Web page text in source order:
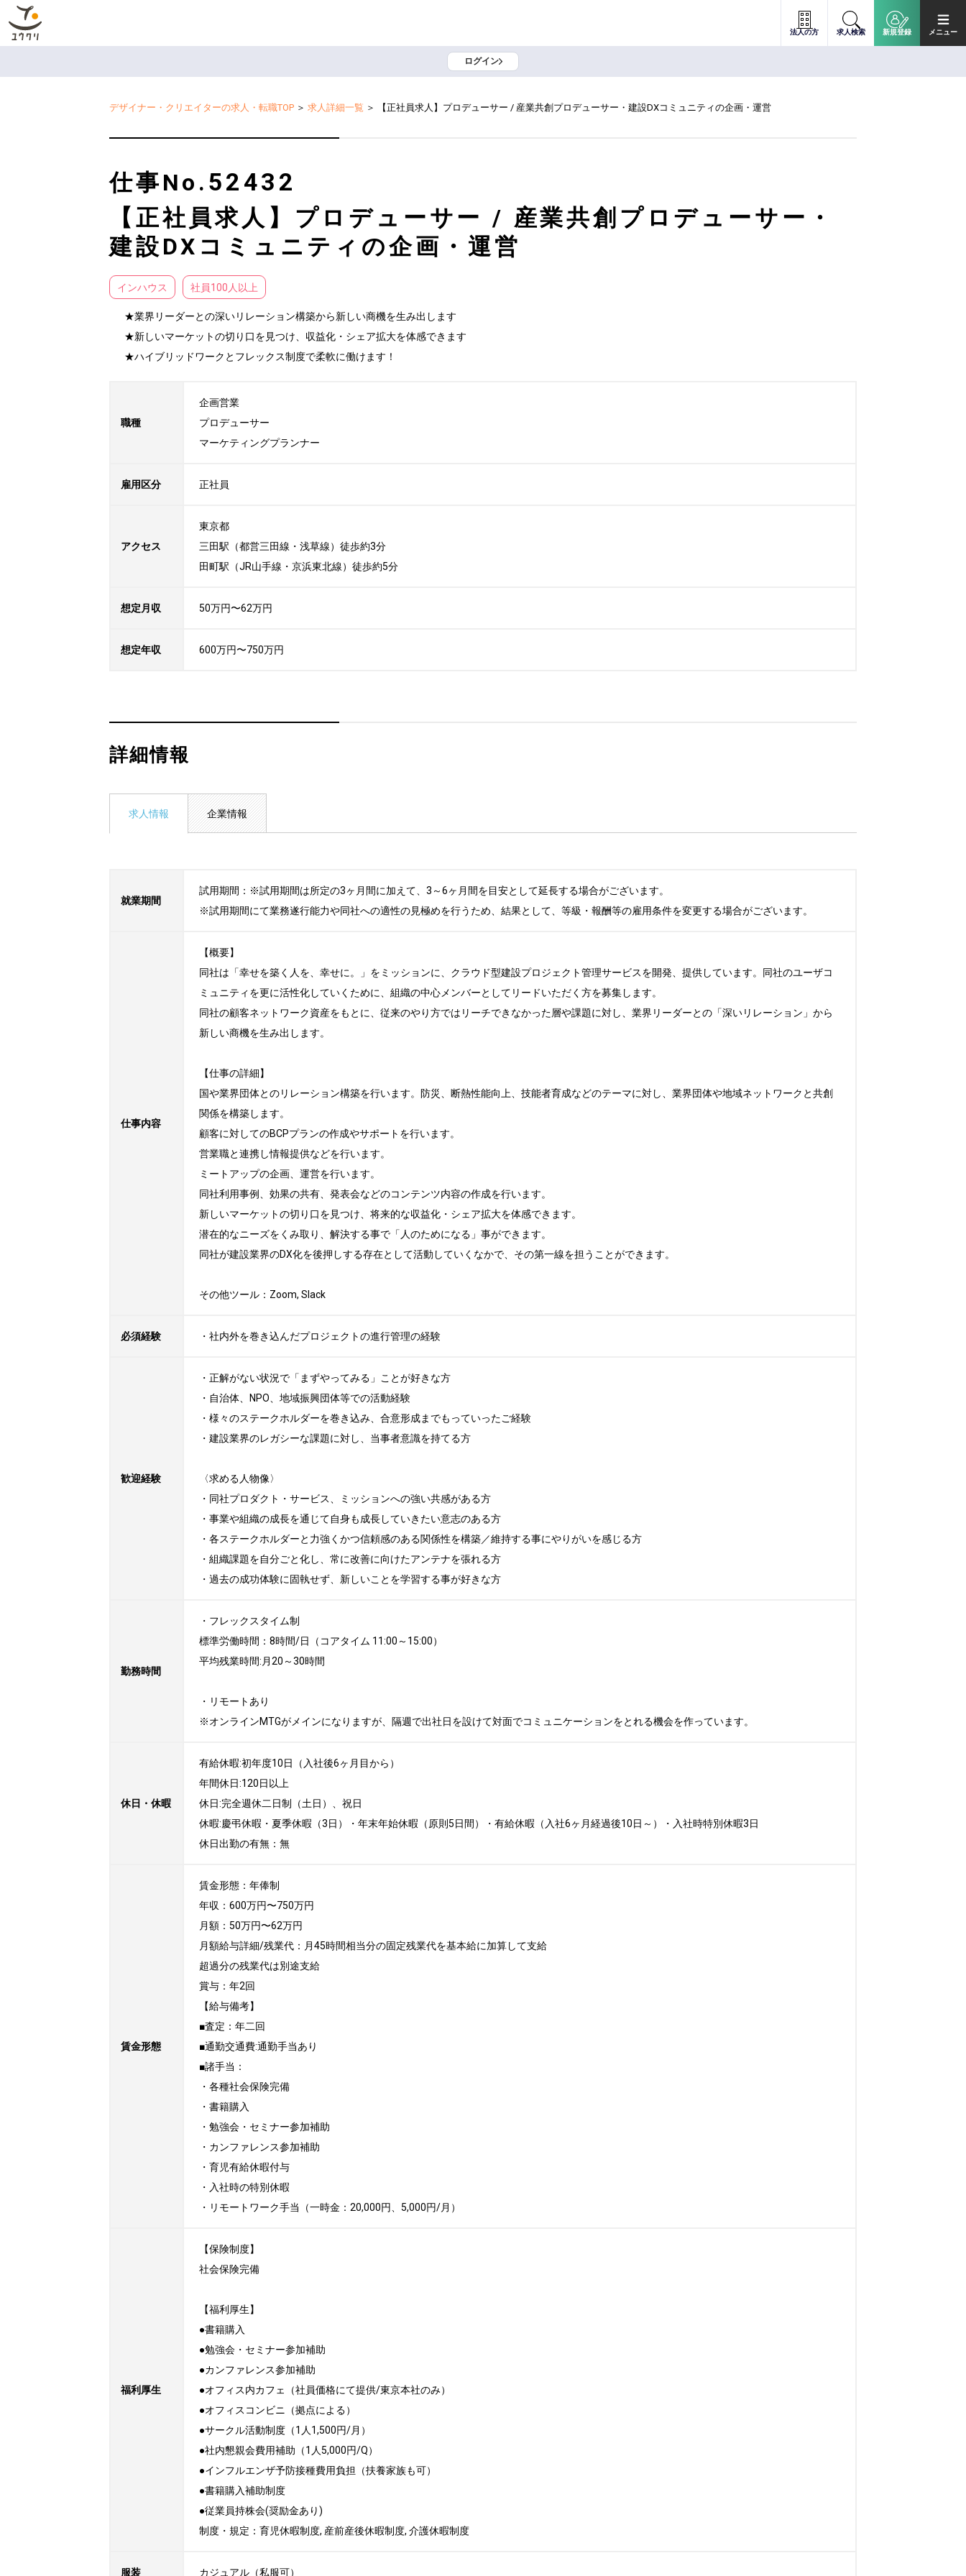
法人の方 求人検索 新規登録 メニュー
ログイン
デザイナー・クリエイターの求人・転職TOP ＞ 求人詳細一覧 ＞ 【正社員求人】プロデューサー / 産業共創プロデューサー・建設DXコミュニティの企画・運営
仕事No. 52432
【正社員求人】プロデューサー / 産業共創プロデューサー・
建設DXコミュニティの企画・運営
インハウス 社員100人以上
★業界リーダーとの深いリレーション構築から新しい商機を生み出します
★新しいマーケットの切り口を見つけ、収益化・シェア拡大を体感できます
★ハイブリッドワークとフレックス制度で柔軟に働けます！
職種
企画営業
プロデューサー
マーケティングプランナー
雇用区分 正社員
アクセス
東京都
三田駅（都営三田線・浅草線）徒歩約3分
田町駅（JR山手線・京浜東北線）徒歩約5分
想定月収 50万円〜62万円
想定年収 600万円〜750万円
詳細情報
求人情報 企業情報
就業期間
試用期間：※試用期間は所定の3ヶ月間に加えて、3～6ヶ月間を目安として延長する場合がございます。
※試用期間にて業務遂行能力や同社への適性の見極めを行うため、結果として、等級・報酬等の雇用条件を変更する場合がございます。
仕事内容
【概要】
同社は「幸せを築く人を、幸せに。」をミッションに、クラウド型建設プロジェクト管理サービスを開発、提供しています。同社のユーザコ
ミュニティを更に活性化していくために、組織の中心メンバーとしてリードいただく方を募集します。
同社の顧客ネットワーク資産をもとに、従来のやり方ではリーチできなかった層や課題に対し、業界リーダーとの「深いリレーション」から
新しい商機を生み出します。
【仕事の詳細】
国や業界団体とのリレーション構築を行います。防災、断熱性能向上、技能者育成などのテーマに対し、業界団体や地域ネットワークと共創
関係を構築します。
顧客に対してのBCPプランの作成やサポートを行います。
営業職と連携し情報提供などを行います。
ミートアップの企画、運営を行います。
同社利用事例、効果の共有、発表会などのコンテンツ内容の作成を行います。
新しいマーケットの切り口を見つけ、将来的な収益化・シェア拡大を体感できます。
潜在的なニーズをくみ取り、解決する事で「人のためになる」事ができます。
同社が建設業界のDX化を後押しする存在として活動していくなかで、その第一線を担うことができます。
その他ツール：Zoom, Slack
必須経験 ・社内外を巻き込んだプロジェクトの進行管理の経験
歓迎経験
・正解がない状況で「まずやってみる」ことが好きな方
・自治体、NPO、地域振興団体等での活動経験
・様々のステークホルダーを巻き込み、合意形成までもっていったご経験
・建設業界のレガシーな課題に対し、当事者意識を持てる方
〈求める人物像〉
・同社プロダクト・サービス、ミッションへの強い共感がある方
・事業や組織の成長を通じて自身も成長していきたい意志のある方
・各ステークホルダーと力強くかつ信頼感のある関係性を構築／維持する事にやりがいを感じる方
・組織課題を自分ごと化し、常に改善に向けたアンテナを張れる方
・過去の成功体験に固執せず、新しいことを学習する事が好きな方
勤務時間
・フレックスタイム制
標準労働時間：8時間/日（コアタイム 11:00～15:00）
平均残業時間:月20～30時間
・リモートあり
※オンラインMTGがメインになりますが、隔週で出社日を設けて対面でコミュニケーションをとれる機会を作っています。
休日・休暇
有給休暇:初年度10日（入社後6ヶ月目から）
年間休日:120日以上
休日:完全週休二日制（土日）、祝日
休暇:慶弔休暇・夏季休暇（3日）・年末年始休暇（原則5日間）・有給休暇（入社6ヶ月経過後10日～）・入社時特別休暇3日
休日出勤の有無：無
賃金形態
賃金形態：年俸制
年収：600万円〜750万円
月額：50万円〜62万円
月額給与詳細/残業代：月45時間相当分の固定残業代を基本給に加算して支給
超過分の残業代は別途支給
賞与：年2回
【給与備考】
■査定：年二回
■通勤交通費:通勤手当あり
■諸手当：
・各種社会保険完備
・書籍購入
・勉強会・セミナー参加補助
・カンファレンス参加補助
・育児有給休暇付与
・入社時の特別休暇
・リモートワーク手当（一時金：20,000円、5,000円/月）
福利厚生
【保険制度】
社会保険完備
【福利厚生】
●書籍購入
●勉強会・セミナー参加補助
●カンファレンス参加補助
●オフィス内カフェ（社員価格にて提供/東京本社のみ）
●オフィスコンビニ（拠点による）
●サークル活動制度（1人1,500円/月）
●社内懇親会費用補助（1人5,000円/Q）
●インフルエンザ予防接種費用負担（扶養家族も可）
●書籍購入補助制度
●従業員持株会(奨励金あり)
制度・規定：育児休暇制度, 産前産後休暇制度, 介護休暇制度
服装 カジュアル（私服可）